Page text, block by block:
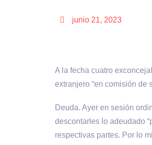
junio 21, 2023
A la fecha cuatro
extranjero “en comisión de
Deuda. Ayer en sesión
descontarles lo adeudado
respectivas partes. Por lo